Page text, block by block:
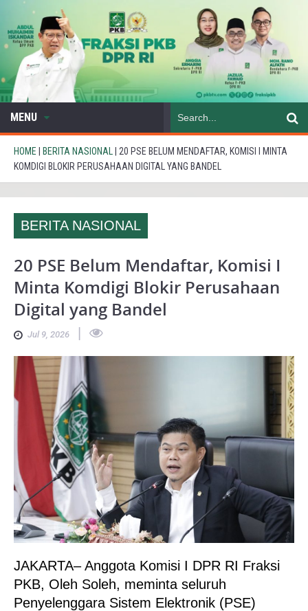
MENU
HOME BERITA NASIONAL 20 PSE BELUM MENDAFTAR, KOMISI I MINTA
KOMDIGI BLOKIR PERUSAHAAN DIGITAL YANG BANDEL
BERITA NASIONAL
20 PSE Belum Mendaftar, Komisi I
Minta Komdigi Blokir Perusahaan
Digital yang Bandel
Jul 9, 2026
JAKARTA– Anggota Komisi I DPR RI Fraksi
PKB, Oleh Soleh, meminta seluruh
Penyelenggara Sistem Elektronik (PSE)